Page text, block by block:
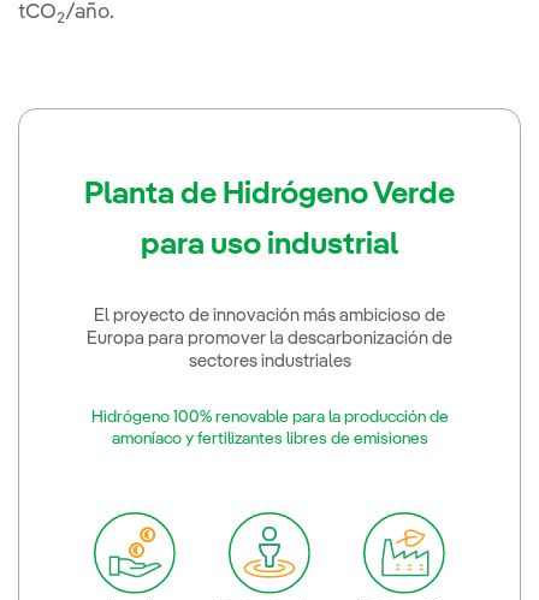
tCO2/año.
Planta de Hidrógeno Verde
para uso industrial
El proyecto de innovación más ambicioso de
Europa para promover la descarbonización de
sectores industriales
Hidrógeno 100% renovable para la producción de
amoníaco y fertilizantes libres de emisiones